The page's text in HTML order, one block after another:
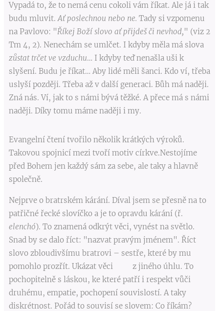
Vypadá to, že to nemá cenu cokoli vám říkat. Ale já i tak
budu mluvit.Ať poslechnou nebo ne. Tady si vzpomenu
na Pavlovo: "Říkej Boží slovo ať přijdeš či nevhod," (viz 2
Tm 4, 2). Nenechám se umlčet. I kdyby měla má slova
zůstat trčet ve vzduchu… I kdyby teď nenašla uši k
slyšení. Budu je říkat… Aby lidé měli šanci. Kdo ví, třeba
uslyší později. Třeba až v další generaci. Bůh má naději.
Zná nás. Ví, jak to s námi bývá těžké. A přece má s námi
naději. Díky tomu máme naději i my.
Evangelní čtení tvořilo několik krátkých výroků.
Takovou spojnicí mezi tvoří motiv církve.Nestojíme
před Bohem jen každý sám za sebe, ale taky a hlavně
společně.
Nejprve o bratrském kárání. Díval jsem se přesně na to
patřičné řecké slovíčko a je to opravdu kárání (ř.
elenchó). To znamená odkrýt věci, vynést na světlo.
Snad by se dalo říct: "nazvat pravým jménem". Říct
slovo zbloudivšímu bratrovi – sestře, které by mu
pomohlo prozřít. Ukázat věci z jiného úhlu. To
pochopitelně s láskou, ke které patří i respekt vůči
druhému, empatie, pochopení souvislostí. A taky
diskrétnost. Pořád to souvisí se slovem: Co říkám?